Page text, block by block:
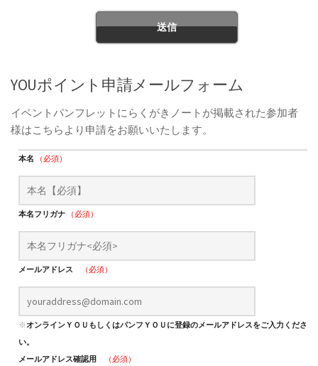
YOUポイント申請メールフォーム
イベントパンフレットにらくがきノートが掲載された参加者
様はこちらより申請をお願いいたします。
本名 （必須）
本名フリガナ （必須）
メールアドレス （必須）
※オンラインＹＯＵもしくはパンフＹＯＵに登録のメールアドレスをご入力くださ
い。
メールアドレス確認用
（必須）